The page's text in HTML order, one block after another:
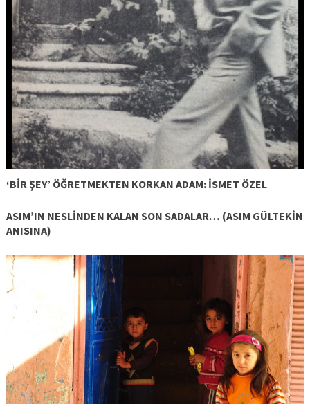
‘BİR ŞEY’ ÖĞRETMEKTEN KORKAN ADAM: İSMET ÖZEL
ASIM’IN NESLİNDEN KALAN SON SADALAR… (ASIM GÜLTEKİN
ANISINA)